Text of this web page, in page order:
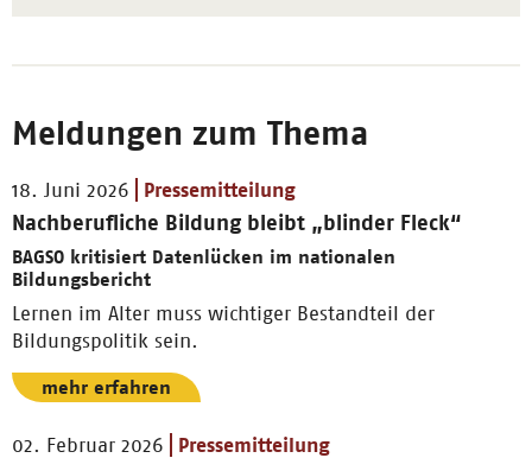
Meldungen zum Thema
18. Juni 2026 Pressemitteilung
Nachberufliche Bildung bleibt „blinder Fleck“
BAGSO kritisiert Datenlücken im nationalen
Bildungsbericht
Lernen im Alter muss wichtiger Bestandteil der
Bildungspolitik sein.
mehr erfahren
02. Februar 2026 Pressemitteilung